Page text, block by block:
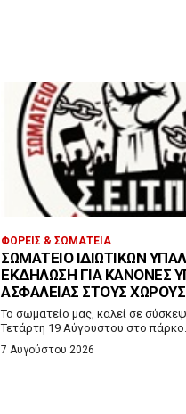
ΦΟΡΕΊΣ & ΣΩΜΑΤΕΊΑ
ΣΩΜΑΤΕΊΟ ΙΔΙΩΤΙΚΏΝ
ΕΚΔΉΛΩΣΗ ΓΙΑ ΚΑΝΌΝΕΣ
ΑΣΦΆΛΕΙΑΣ ΣΤΟΥΣ
Το σωματείο μας, καλεί σε
Τετάρτη 19 Αύγουστου στο
7 Αυγούστου 2026